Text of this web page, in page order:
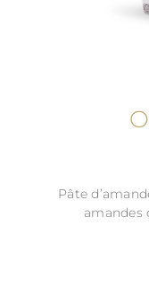
Pâte
amandes